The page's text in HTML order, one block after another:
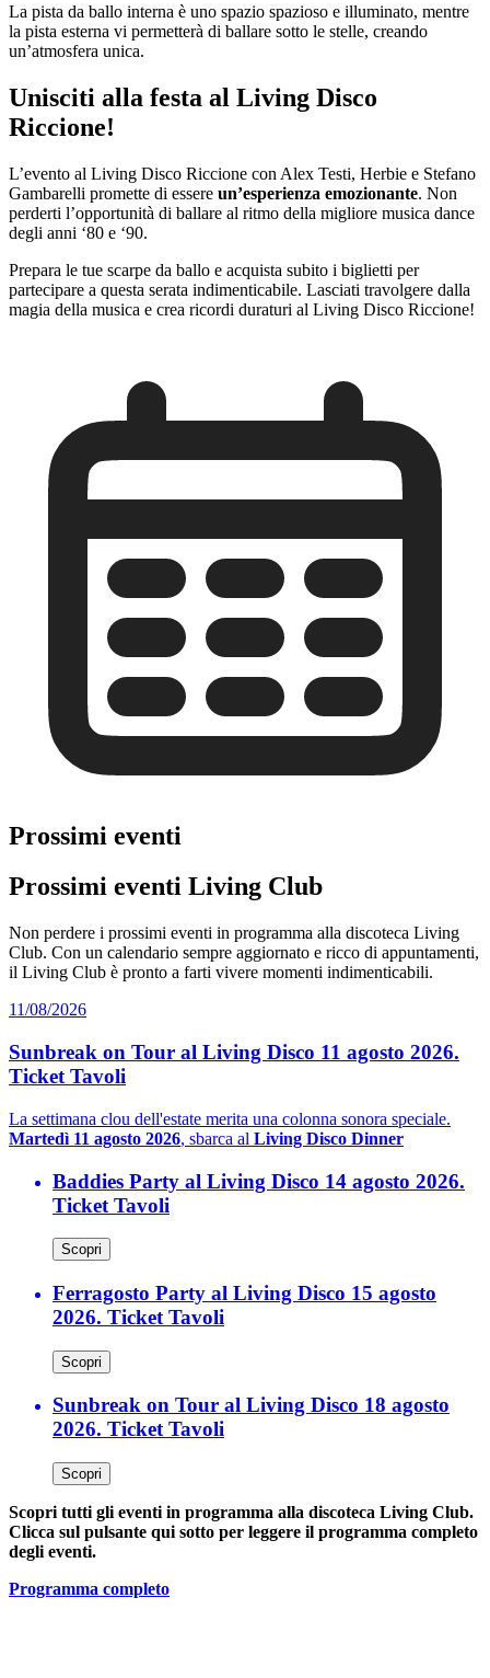
La pista da ballo interna è uno spazio spazioso e illuminato, mentre
la pista esterna vi permetterà di ballare sotto le stelle, creando
un’atmosfera unica.
Unisciti alla festa al Living Disco
Riccione!
L’evento al Living Disco Riccione con Alex Testi, Herbie e Stefano
Gambarelli promette di essere un’esperienza emozionante. Non
perderti l’opportunità di ballare al ritmo della migliore musica dance
degli anni ‘80 e ‘90.
Prepara le tue scarpe da ballo e acquista subito i biglietti per
partecipare a questa serata indimenticabile. Lasciati travolgere dalla
magia della musica e crea ricordi duraturi al Living Disco Riccione!
Prossimi eventi
Prossimi eventi Living Club
Non perdere i prossimi eventi in programma alla discoteca Living
Club. Con un calendario sempre aggiornato e ricco di appuntamenti,
il Living Club è pronto a farti vivere momenti indimenticabili.
11/08/2026
Sunbreak on Tour al Living Disco 11 agosto 2026.
Ticket Tavoli
La settimana clou dell'estate merita una colonna sonora speciale.
Martedì 11 agosto 2026, sbarca al Living Disco Dinner
Baddies Party al Living Disco 14 agosto 2026.
Ticket Tavoli
Scopri
Ferragosto Party al Living Disco 15 agosto
2026. Ticket Tavoli
Scopri
Sunbreak on Tour al Living Disco 18 agosto
2026. Ticket Tavoli
Scopri
Scopri tutti gli eventi in programma alla discoteca Living Club.
Clicca sul pulsante qui sotto per leggere il programma completo
degli eventi.
Programma completo